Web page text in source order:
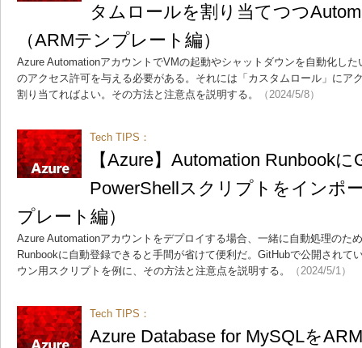
タムロールを割り当てつつ
（ARMテンプレート編）
Azure AutomationアカウントでVMの起動やシャットダウンを自動化し
のアクセス許可を与える必要がある。それには「カスタムロール」にア
割り当てればよい。その方法と注意点を説明する。
（2024/5/8）
Tech TIPS：
【Azure】Automation Runbook
PowerShellスクリプトをインポ
プレート編）
Azure Automationアカウントをデプロイする場合、一緒に自動処理のた
Runbookに自動登録できると手間が省けて便利だ。GitHubで公開されて
ウン用スクリプトを例に、その方法と注意点を説明する。
（2024/5/1）
Tech TIPS：
Azure Database for MySQLを